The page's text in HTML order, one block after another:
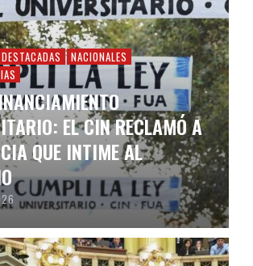
DESTACADAS
NACIONALES
EL CIN RECLAMÓ A
QUE INTIME AL